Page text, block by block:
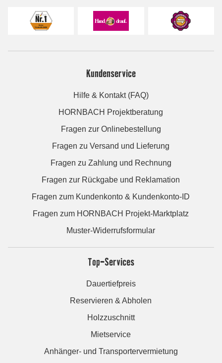
Kundenservice
Hilfe & Kontakt (FAQ)
HORNBACH Projektberatung
Fragen zur Onlinebestellung
Fragen zu Versand und Lieferung
Fragen zu Zahlung und Rechnung
Fragen zur Rückgabe und Reklamation
Fragen zum Kundenkonto & Kundenkonto-ID
Fragen zum HORNBACH Projekt-Marktplatz
Muster-Widerrufsformular
Top-Services
Dauertiefpreis
Reservieren & Abholen
Holzzuschnitt
Mietservice
Anhänger- und Transportervermietung